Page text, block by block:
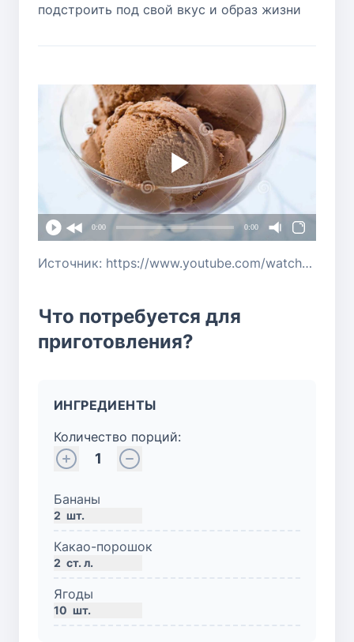
подстроить под свой вкус и образ жизни
0:00 0:00
Источник: https://www.youtube.com/watch?v=gXc7t-1c8qA
Что потребуется для
приготовления?
ИНГРЕДИЕНТЫ
Количество порций:
1
Бананы
2 шт.
Какао-порошок
2 ст. л.
Ягоды
10 шт.